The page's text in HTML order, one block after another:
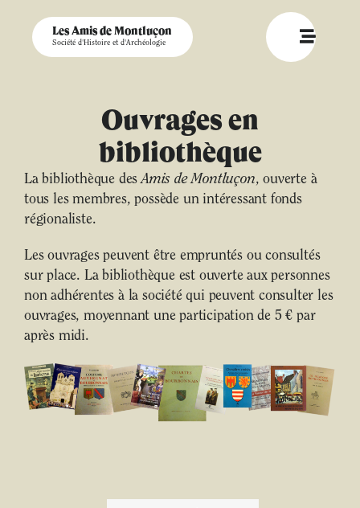
Les Amis de Montluçon
Société d'Histoire et d'Archéologie
Ouvrages en
bibliothèque
La bibliothèque desAmis de Montluçon, ouverte à
tous les membres, possède un intéressant fonds
régionaliste.
Les ouvrages peuvent être empruntés ou consultés
sur place. La bibliothèque est ouverte aux personnes
non adhérentes à la société qui peuvent consulter les
ouvrages, moyennant une participation de 5 € par
après midi.